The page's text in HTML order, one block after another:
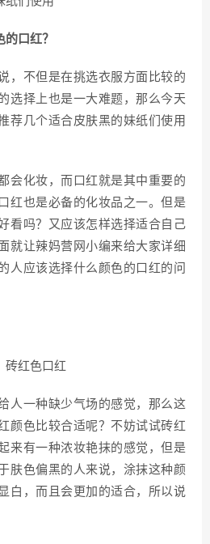
口红？
，不但是在挑选衣服方面比较的
选择上也是一大难题，那么今天
荐几个适合皮肤黑的妹纸们使用
会化妆，而口红就是其中重要的
红也是必备的化妆品之一。但是
看吗？又应该怎样选择适合自己
就让辣妈营网小编来给大家详细
人应该选择什么颜色的口红的问
人一种缺少气场的感觉，那么这
颜色比较合适呢？不妨试试砖红
来有一种浓妆艳抹的感觉，但是
肤色偏黑的人来说，涂抹这种颜
白，而且会更加的适合，所以说